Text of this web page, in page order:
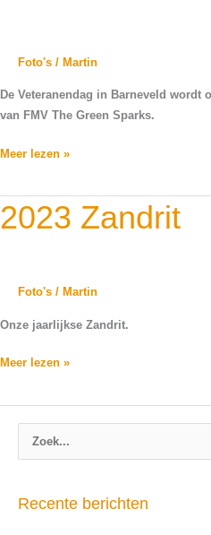
Foto's / Martin
De Veteranendag in Barneveld wordt
van FMV The Green Sparks.
Meer lezen »
2023 Zandrit
Foto's / Martin
Onze jaarlijkse Zandrit.
2023
Zandrit
Meer lezen »
kRecente berichten